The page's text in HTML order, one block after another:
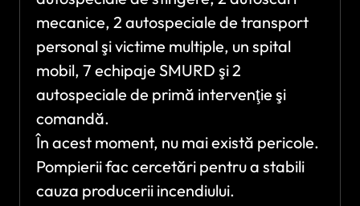
mecanice, 2 autospeciale de transport
personal şi victime multiple, un spital
mobil, 7 echipaje SMURD şi 2
autospeciale de primă intervenţie şi
comandă.
În acest moment, nu mai există pericole.
Pompierii fac cercetări pentru a stabili
cauza producerii incendiului.